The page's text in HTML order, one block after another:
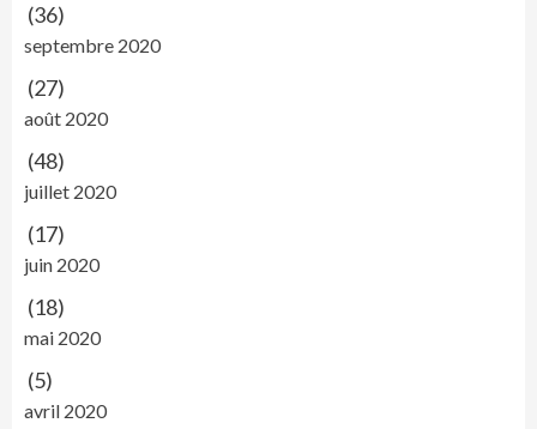
(36)
septembre 2020
(27)
août 2020
(48)
juillet 2020
(17)
juin 2020
(18)
mai 2020
(5)
avril 2020